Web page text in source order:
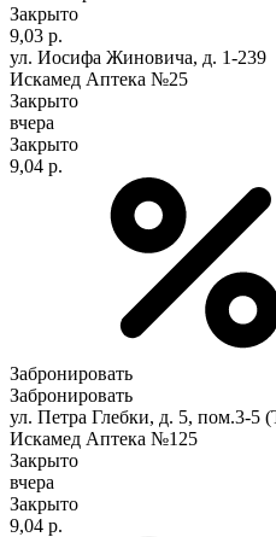
Закрыто
9,03 р.
ул. Иосифа Жиновича, д. 1-239
Искамед Аптека №25
Закрыто
вчера
Закрыто
9,04 р.
Забронировать
Забронировать
ул. Петра Глебки, д. 5, пом.3-
Искамед Аптека №125
Закрыто
вчера
Закрыто
9,04 р.